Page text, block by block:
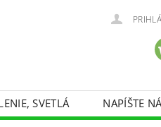
SVETLÁ NAPÍŠTE